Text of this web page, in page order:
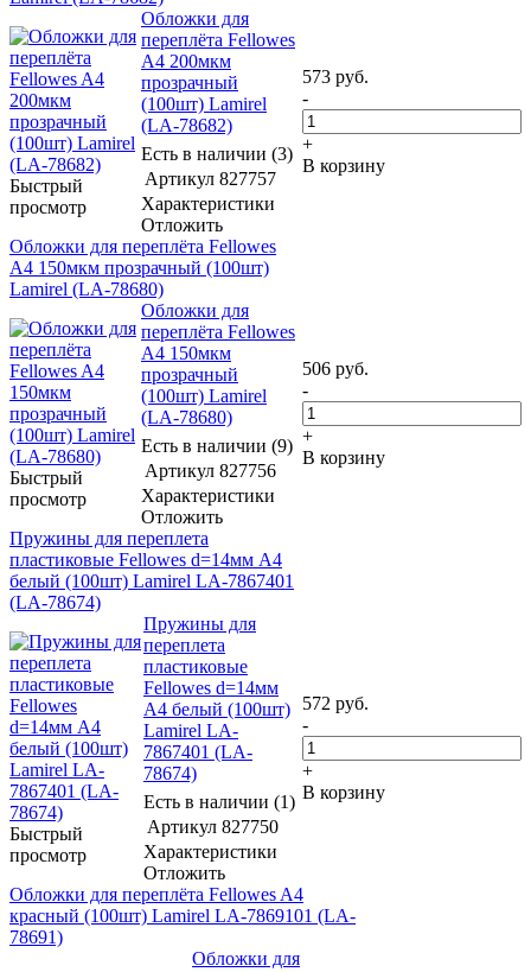
Быстрый
просмотр
Обложки для
переплёта Fellowes
A4 200мкм
прозрачный
(100шт) Lamirel
(LA-78682)
Есть в наличии (3)
Артикул 827757
Характеристики
Отложить
573 руб.
-
+
В корзину
Обложки для переплёта Fellowes
A4 150мкм прозрачный (100шт)
Lamirel (LA-78680)
Быстрый
просмотр
Обложки для
переплёта Fellowes
A4 150мкм
прозрачный
(100шт) Lamirel
(LA-78680)
Есть в наличии (9)
Артикул 827756
Характеристики
Отложить
506 руб.
-
+
В корзину
Пружины для переплета
пластиковые Fellowes d=14мм A4
белый (100шт) Lamirel LA-7867401
(LA-78674)
Быстрый
просмотр
Пружины для
переплета
пластиковые
Fellowes d=14мм
A4 белый (100шт)
Lamirel LA-
7867401 (LA-
78674)
Есть в наличии (1)
Артикул 827750
Характеристики
Отложить
572 руб.
-
+
В корзину
Обложки для переплёта Fellowes A4
красный (100шт) Lamirel LA-7869101 (LA-
78691)
Обложки для